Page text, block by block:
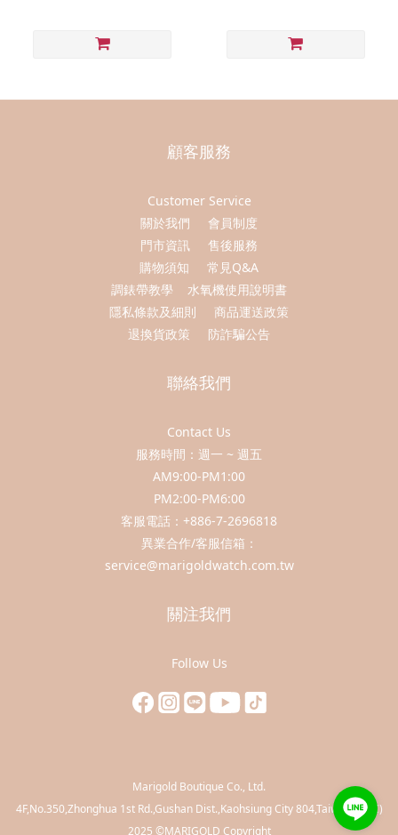
顧客服務
Customer Service
關於我們
會員制度
門市資訊
售後服務
購物須知
常見Q&A
調錶帶教學
水氧機使用說明書
隱私條款及細則
商品運送政策
退換貨政策
防詐騙公告
聯絡我們
Contact Us
服務時間：週一 ~ 週五
AM9:00-PM1:00
PM2:00-PM6:00
客服電話：+886-7-2696818
異業合作/客服信箱：
service@marigoldwatch.com.tw
關注我們
Follow Us
Marigold Boutique Co., Ltd.
​4F,No.350,Zhonghua 1st Rd.,Gushan Dist.,Kaohsiung City 804,Taiwan(R.O.C)
2025 ©MARIGOLD Copyright